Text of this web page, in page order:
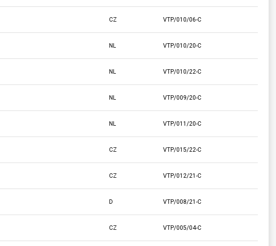
CZ VTP/010/06-C
NL VTP/010/20-C
NL VTP/010/22-C
NL VTP/009/20-C
NL VTP/011/20-C
CZ VTP/015/22-C
CZ VTP/012/21-C
D VTP/008/21-C
CZ VTP/005/04-C